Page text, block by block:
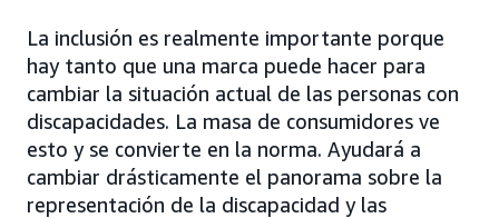
La inclusión es realmente importante porque
hay tanto que una marca puede hacer para
cambiar la situación actual de las personas con
discapacidades. La masa de consumidores ve
esto y se convierte en la norma. Ayudará a
cambiar drásticamente el panorama sobre la
representación de la discapacidad y las